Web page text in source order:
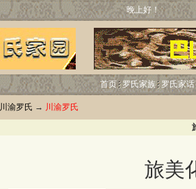
晚上好！
首页 罗氏家族 罗氏家话
川渝罗氏 → 川渝罗氏
旅美